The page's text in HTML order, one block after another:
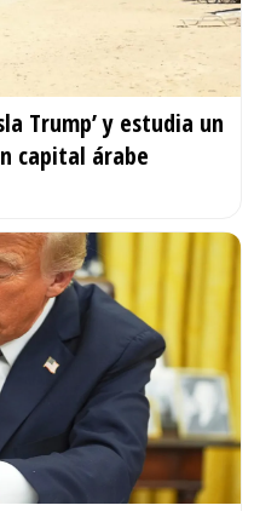
Trump’ y estudia un
capital árabe